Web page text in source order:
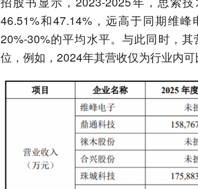
46.51%和47.14%，远高于同期维
20%-30%的平均水平。与此同时，
位，例如，2024年其营收仅为行业内可